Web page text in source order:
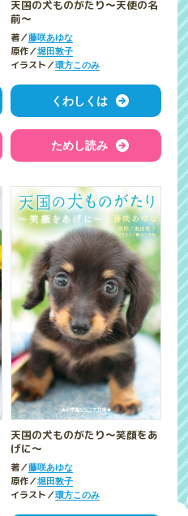
天国の犬ものがたり～天使の名
前～
著／藤咲あゆな
原作／堀田敦子
イラスト／環方このみ
くわしくは
ためし読み
天国の犬ものがたり～笑顔をあ
げに～
著／藤咲あゆな
原作／堀田敦子
イラスト／環方このみ